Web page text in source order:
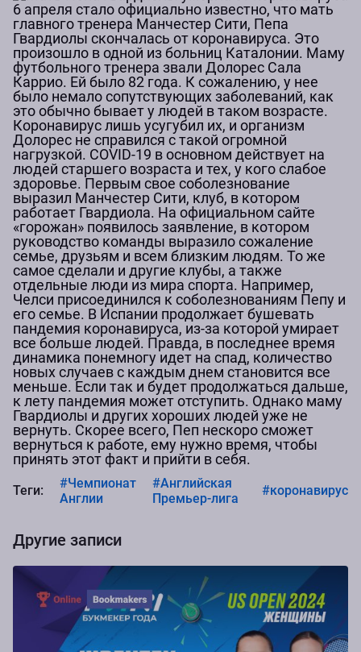
6 апреля стало официально известно, что мать
главного тренера Манчестер Сити, Пепа
Гвардиолы скончалась от коронавируса. Это
произошло в одной из больниц Каталонии. Маму
футбольного тренера звали Долорес Сала
Каррио. Ей было 82 года. К сожалению, у нее
было немало сопутствующих заболеваний, как
это обычно бывает у людей в таком возрасте.
Коронавирус лишь усугубил их, и организм
Долорес не справился с такой огромной
нагрузкой. COVID-19 в основном действует на
людей старшего возраста и тех, у кого слабое
здоровье. Первым свое соболезнование
выразил Манчестер Сити, клуб, в котором
работает Гвардиола. На официальном сайте
«горожан» появилось заявление, в котором
руководство команды выразило сожаление
семье, друзьям и всем близким людям. То же
самое сделали и другие клубы, а также
отдельные люди из мира спорта. Например,
Челси присоединился к соболезнованиям Пепу и
его семье. В Испании продолжает бушевать
пандемия коронавируса, из-за которой умирает
все больше людей. Правда, в последнее время
динамика понемногу идет на спад, количество
новых случаев с каждым днем становится все
меньше. Если так и будет продолжаться дальше,
к лету пандемия может отступить. Однако маму
Гвардиолы и других хороших людей уже не
вернуть. Скорее всего, Пеп нескоро сможет
вернуться к работе, ему нужно время, чтобы
принять этот факт и прийти в себя.
Теги:
#Чемпионат
Англии
#Английская
Премьер-лига
#коронавирус
Другие записи